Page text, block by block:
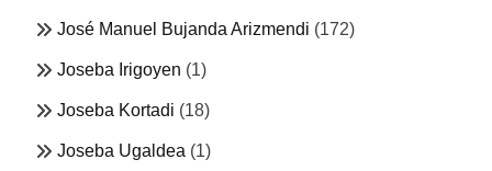
José Manuel Bujanda Arizmendi (172)
Joseba Irigoyen (1)
Joseba Kortadi (18)
Joseba Ugaldea (1)